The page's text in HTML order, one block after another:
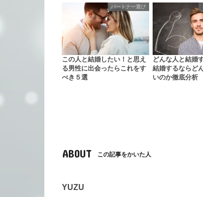
パートナー選び
この人と結婚したい！と思え
る男性に出会ったらこれをす
べき５選
どんな人と結婚
結婚するならど
いのか徹底分析
ABOUT この記事をかいた人
YUZU